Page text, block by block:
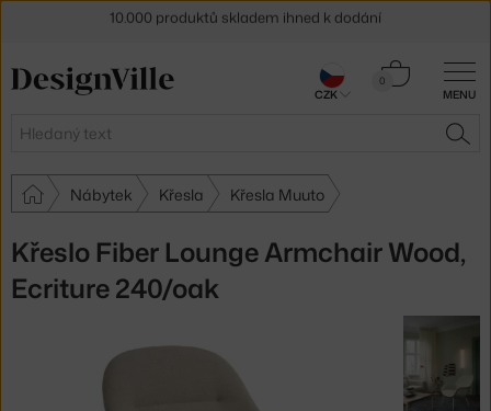
MENU
Hledat
0
Košík
Nábytek Křesla Křesla Muuto
Křeslo Fiber Lounge Armchair Wood,
Ecriture 240/oak
30 dní na vrácení zboží
CZK